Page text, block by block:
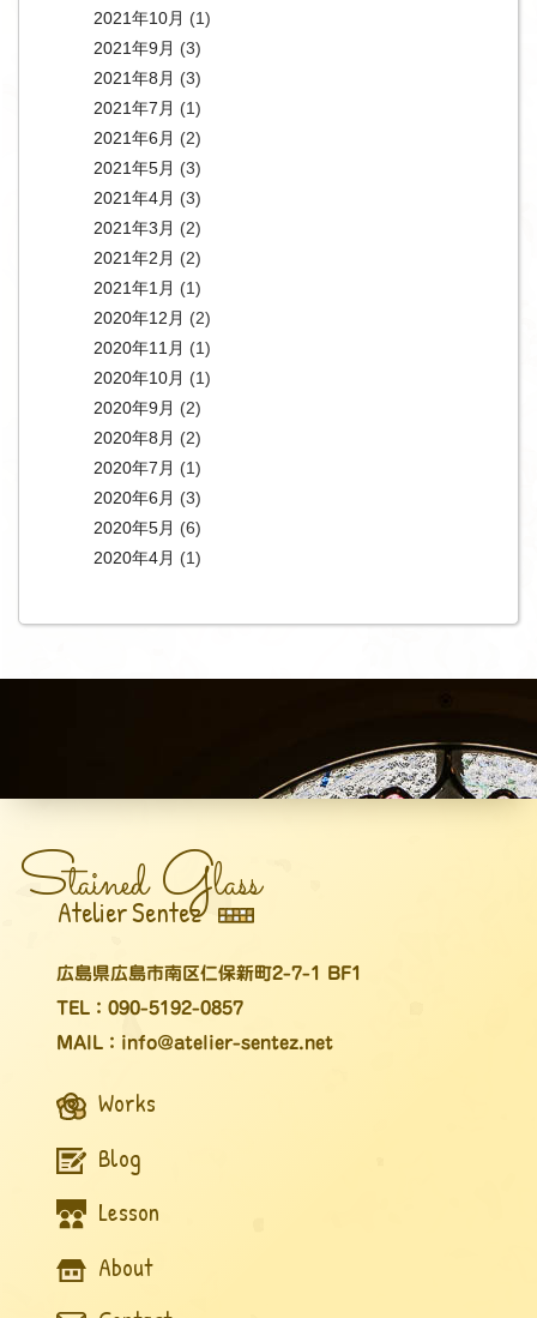
2021年10月 (1)
2021年9月 (3)
2021年8月 (3)
2021年7月 (1)
2021年6月 (2)
2021年5月 (3)
2021年4月 (3)
2021年3月 (2)
2021年2月 (2)
2021年1月 (1)
2020年12月 (2)
2020年11月 (1)
2020年10月 (1)
2020年9月 (2)
2020年8月 (2)
2020年7月 (1)
2020年6月 (3)
2020年5月 (6)
2020年4月 (1)
Stained Glass
Atelier Sentez
広島県広島市南区仁保新町2-7-1 BF1
TEL：090-5192-0857
MAIL：info@atelier-sentez.net
Works
Blog
Lesson
About